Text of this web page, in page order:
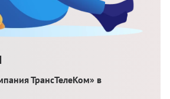
ТрансТелеКом» в